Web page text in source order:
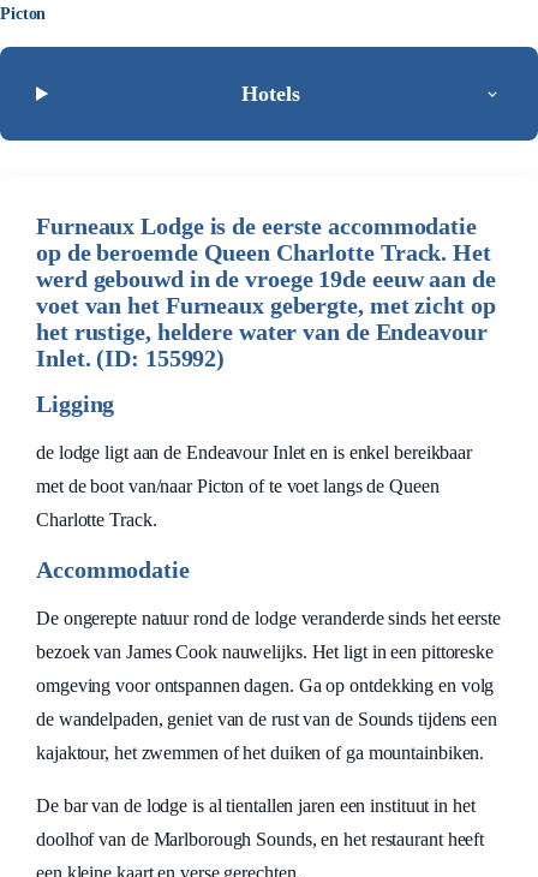
Picton
Hotels
Furneaux Lodge is de eerste accommodatie
op de beroemde Queen Charlotte Track. Het
werd gebouwd in de vroege 19de eeuw aan de
voet van het Furneaux gebergte, met zicht op
het rustige, heldere water van de Endeavour
Inlet. (ID: 155992)
Ligging
de lodge ligt aan de Endeavour Inlet en is enkel bereikbaar
met de boot van/naar Picton of te voet langs de Queen
Charlotte Track.
Accommodatie
De ongerepte natuur rond de lodge veranderde sinds het eerste
bezoek van James Cook nauwelijks. Het ligt in een pittoreske
omgeving voor ontspannen dagen. Ga op ontdekking en volg
de wandelpaden, geniet van de rust van de Sounds tijdens een
kajaktour, het zwemmen of het duiken of ga mountainbiken.
De bar van de lodge is al tientallen jaren een instituut in het
doolhof van de Marlborough Sounds, en het restaurant heeft
een kleine kaart en verse gerechten.